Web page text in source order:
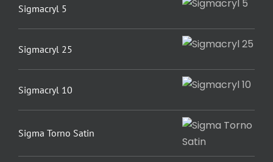
Sigmacryl 5
Sigmacryl 25
Sigmacryl 10
Sigma Torno Satin